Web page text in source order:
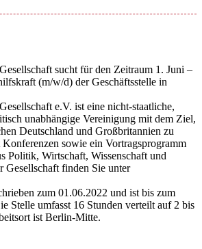
sucht für den Zeitraum 1. Juni –
(m/w/d) der Geschäftsstelle in
e.V. ist eine nicht-staatliche,
unabhängige Vereinigung mit dem Ziel,
Deutschland und Großbritannien zu
sowie ein Vortragsprogramm
Politik, Wirtschaft, Wissenschaft und
Gesellschaft finden Sie unter
zum 01.06.2022 und ist bis zum
Stelle umfasst 16 Stunden verteilt auf 2 bis
ist Berlin-Mitte.